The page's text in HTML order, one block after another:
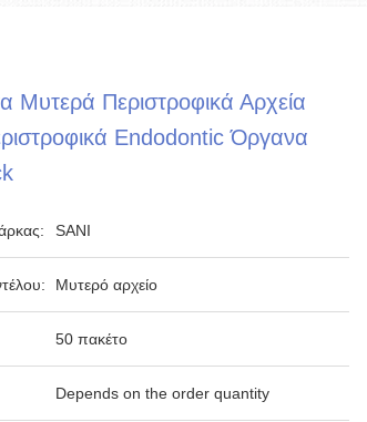
Μυτερά Περιστροφικά Αρχεία
Endodontic Όργανα
SANI
Μυτερό αρχείο
50 πακέτο
Depends on the order quantity